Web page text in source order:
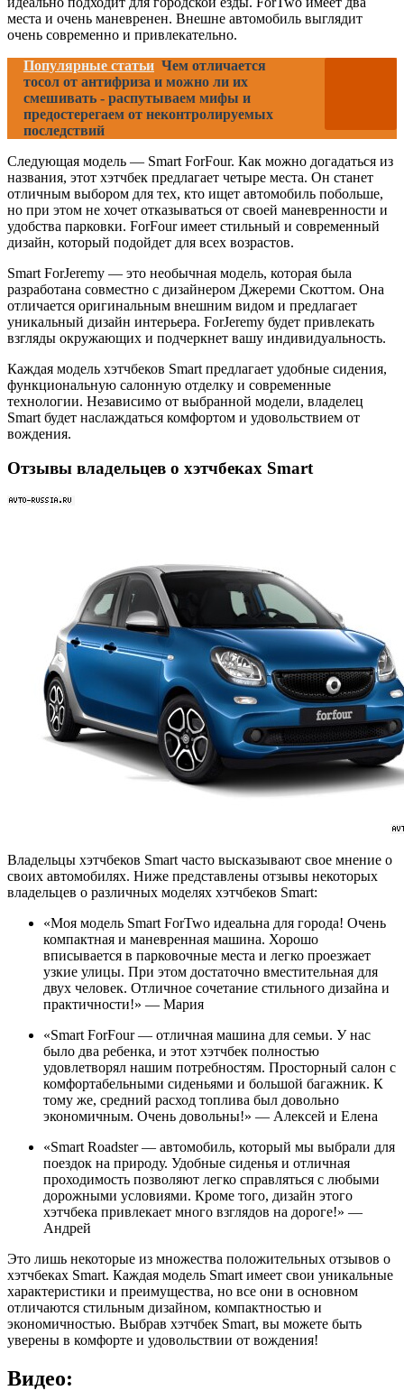
места и очень маневренен. Внешне автомобиль выглядит
очень современно и привлекательно.
Популярные статьи Чем отличается
тосол от антифриза и можно ли их
смешивать - распутываем мифы и
предостерегаем от неконтролируемых
последствий
Следующая модель — Smart ForFour. Как можно догадаться из
названия, этот хэтчбек предлагает четыре места. Он станет
отличным выбором для тех, кто ищет автомобиль побольше,
но при этом не хочет отказываться от своей маневренности и
удобства парковки. ForFour имеет стильный и современный
дизайн, который подойдет для всех возрастов.
Smart ForJeremy — это необычная модель, которая была
разработана совместно с дизайнером Джереми Скоттом. Она
отличается оригинальным внешним видом и предлагает
уникальный дизайн интерьера. ForJeremy будет привлекать
взгляды окружающих и подчеркнет вашу индивидуальность.
Каждая модель хэтчбеков Smart предлагает удобные сидения,
функциональную салонную отделку и современные
технологии. Независимо от выбранной модели, владелец
Smart будет наслаждаться комфортом и удовольствием от
вождения.
Отзывы владельцев о хэтчбеках Smart
Владельцы хэтчбеков Smart часто высказывают свое мнение о
своих автомобилях. Ниже представлены отзывы некоторых
владельцев о различных моделях хэтчбеков Smart:
«Моя модель Smart ForTwo идеальна для города! Очень
компактная и маневренная машина. Хорошо
вписывается в парковочные места и легко проезжает
узкие улицы. При этом достаточно вместительная для
двух человек. Отличное сочетание стильного дизайна и
практичности!» — Мария
«Smart ForFour — отличная машина для семьи. У нас
было два ребенка, и этот хэтчбек полностью
удовлетворял нашим потребностям. Просторный салон с
комфортабельными сиденьями и большой багажник. К
тому же, средний расход топлива был довольно
экономичным. Очень довольны!» — Алексей и Елена
«Smart Roadster — автомобиль, который мы выбрали для
поездок на природу. Удобные сиденья и отличная
проходимость позволяют легко справляться с любыми
дорожными условиями. Кроме того, дизайн этого
хэтчбека привлекает много взглядов на дороге!» —
Андрей
Это лишь некоторые из множества положительных отзывов о
хэтчбеках Smart. Каждая модель Smart имеет свои уникальные
характеристики и преимущества, но все они в основном
отличаются стильным дизайном, компактностью и
экономичностью. Выбрав хэтчбек Smart, вы можете быть
уверены в комфорте и удовольствии от вождения!
Видео: